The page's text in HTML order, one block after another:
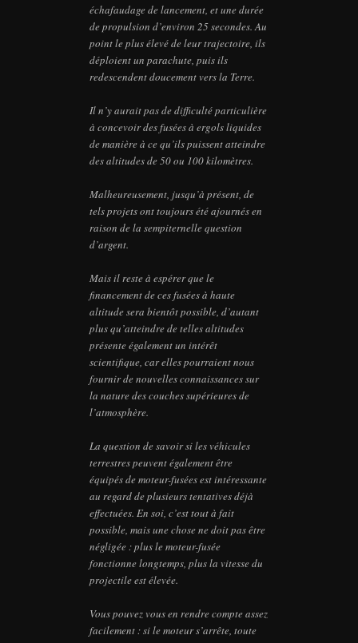
échafaudage de lancement, et une durée
de propulsion d’environ 25 secondes. Au
point le plus élevé de leur trajectoire, ils
déploient un parachute, puis ils
redescendent doucement vers la Terre.
Il n’y aurait pas de difficulté particulière
à concevoir des fusées à ergols liquides
de manière à ce qu’ils puissent atteindre
des altitudes de 50 ou 100 kilomètres.
Malheureusement, jusqu’à présent, de
tels projets ont toujours été ajournés en
raison de la sempiternelle question
d’argent.
Mais il reste à espérer que le
financement de ces fusées à haute
altitude sera bientôt possible, d’autant
plus qu’atteindre de telles altitudes
présente également un intérêt
scientifique, car elles pourraient nous
fournir de nouvelles connaissances sur
la nature des couches supérieures de
l’atmosphère.
La question de savoir si les véhicules
terrestres peuvent également être
équipés de moteur-fusées est intéressante
au regard de plusieurs tentatives déjà
effectuées. En soi, c’est tout à fait
possible, mais une chose ne doit pas être
négligée : plus le moteur-fusée
fonctionne longtemps, plus la vitesse du
projectile est élevée.
Vous pouvez vous en rendre compte assez
facilement : si le moteur s’arrête, toute